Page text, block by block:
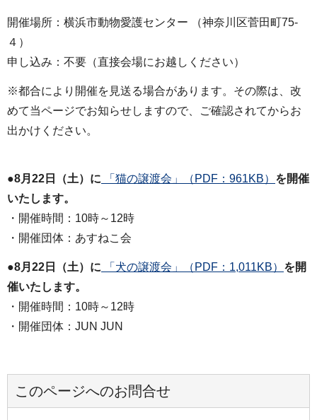
開催場所：横浜市動物愛護センター （神奈川区菅田町75-
４）
申し込み：不要（直接会場にお越しください）
※都合により開催を見送る場合があります。その際は、改
めて当ページでお知らせしますので、ご確認されてからお
出かけください。
●8月22日（土）に 「猫の譲渡会」（PDF：961KB） を開催
いたします。
・開催時間：10時～12時
・開催団体：あすねこ会
●8月22日（土）に 「犬の譲渡会」（PDF：1,011KB） を開
催いたします。
・開催時間：10時～12時
・開催団体：JUN JUN
このページへのお問合せ